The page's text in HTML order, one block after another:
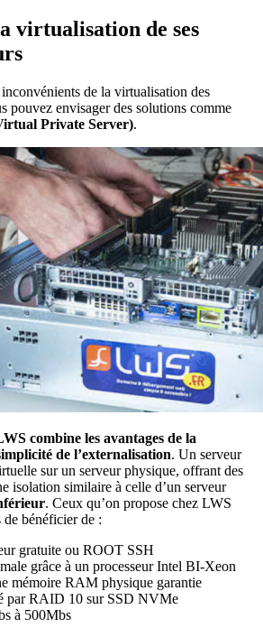
virtualisation de ses
de la virtualisation des
pouvez envisager des solutions comme
Private Server).
combine les avantages de la
de l’externalisation. Un serveur
sur un serveur physique, offrant des
isolation similaire à celle d’un serveur
. Ceux qu’on propose chez LWS
bénéficier de :
gratuite ou ROOT SSH
grâce à un processeur Intel BI-Xeon
mémoire RAM physique garantie
par RAID 10 sur SSD NVMe
à 500Mbs